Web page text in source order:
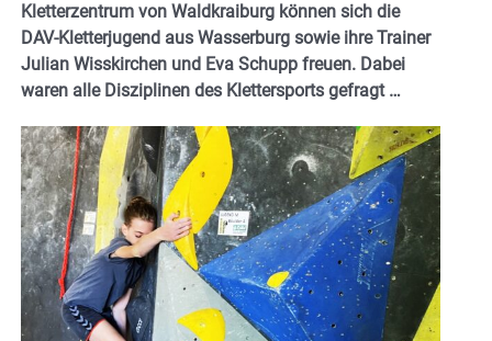
Kletterzentrum von Waldkraiburg können sich die
DAV-Kletterjugend aus Wasserburg sowie ihre Trainer
Julian Wisskirchen und Eva Schupp freuen. Dabei
waren alle Disziplinen des Klettersports gefragt …